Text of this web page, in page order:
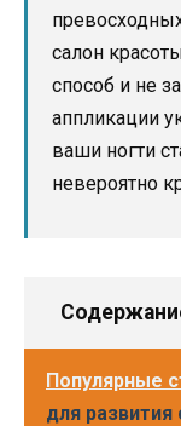
салон
способ и не
аппликации
ваши ногти
невероятно
Популярные
для